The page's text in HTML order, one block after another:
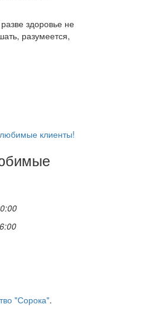
здоровье не
разумеется,
"Сорока".